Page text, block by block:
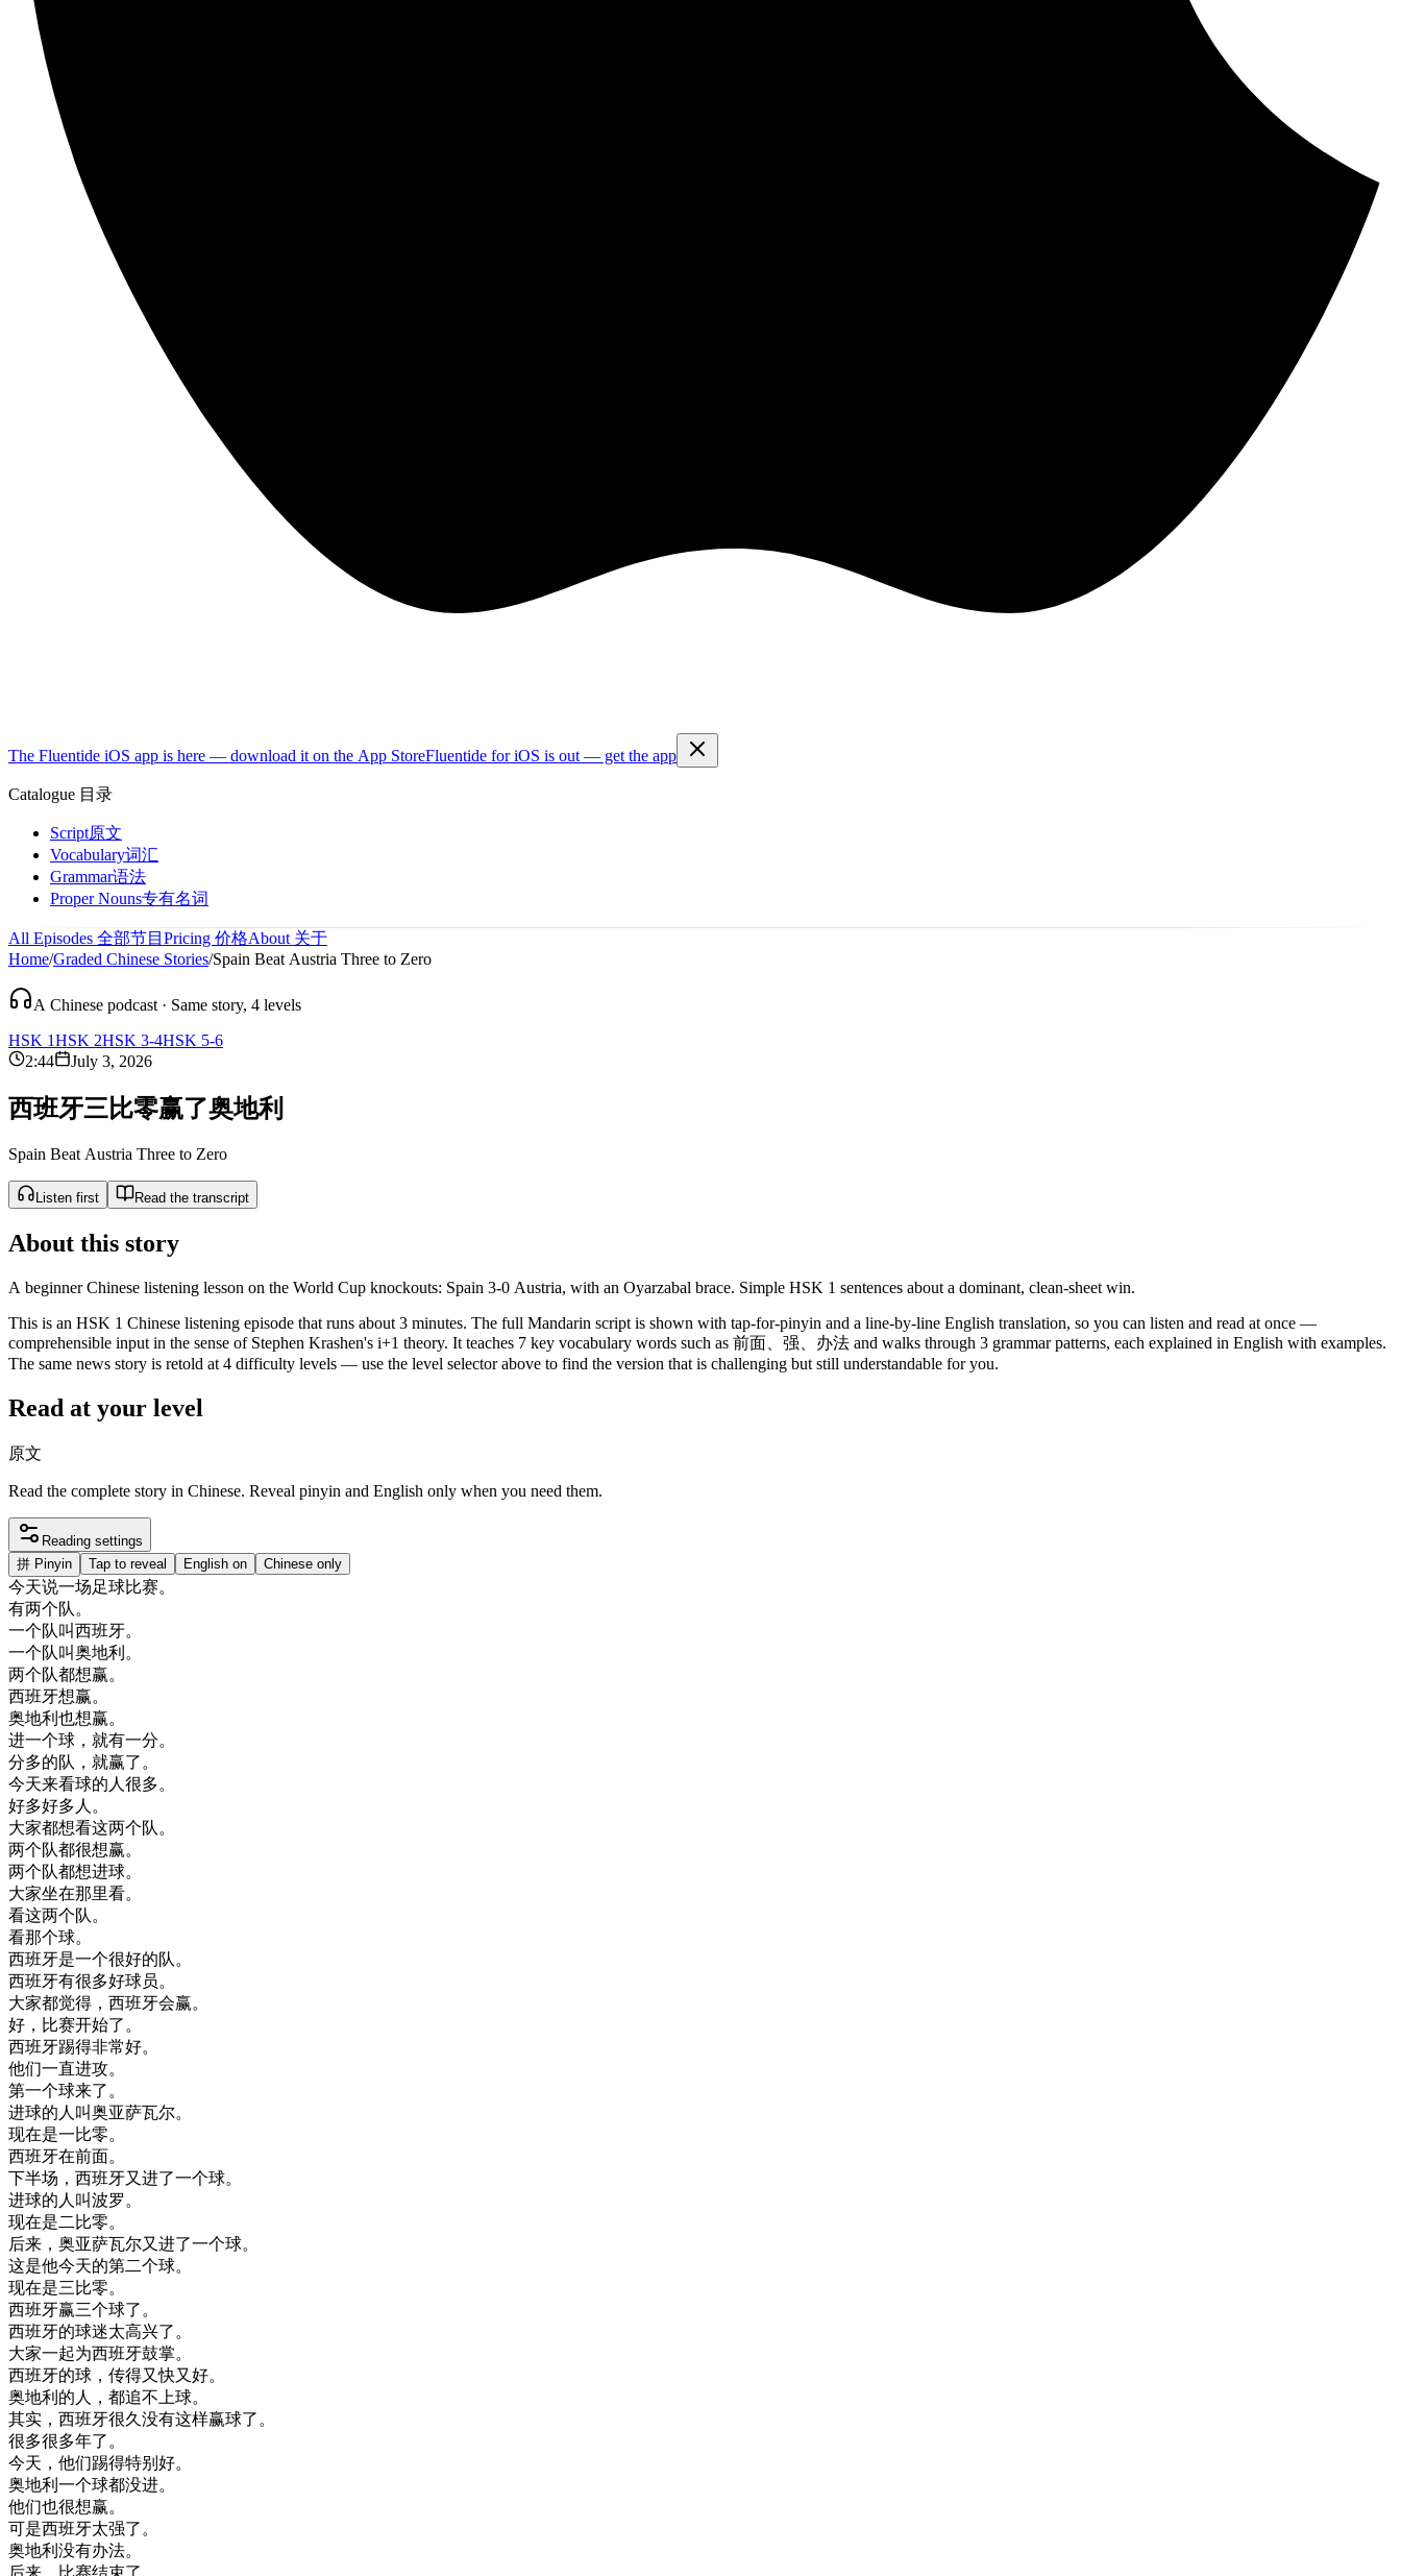
The Fluentide iOS app is here — download it on the App StoreFluentide for iOS is out — get the app
Catalogue 目录
Script原文
Vocabulary词汇
Grammar语法
Proper Nouns专有名词
All Episodes 全部节目 Pricing 价格About 关于
Home/Graded Chinese Stories/Spain Beat Austria Three to Zero
A Chinese podcast · Same story, 4 levels
HSK 1HSK 2HSK 3-4HSK 5-6
2:44
July 3, 2026
西班牙三比零赢了奥地利
Spain Beat Austria Three to Zero
Listen first Read the transcript
About this story
A beginner Chinese listening lesson on the World Cup knockouts: Spain 3-0 Austria, with an Oyarzabal brace. Simple HSK 1 sentences about a dominant, clean-sheet win.
This is an HSK 1 Chinese listening episode that runs about 3 minutes. The full Mandarin script is shown with tap-for-pinyin and a line-by-line English translation, so you can listen and read at once —
comprehensible input in the sense of Stephen Krashen's i+1 theory. It teaches 7 key vocabulary words such as 前面、强、办法 and walks through 3 grammar patterns, each explained in English with examples.
The same news story is retold at 4 difficulty levels — use the level selector above to find the version that is challenging but still understandable for you.
Read at your level
原文
Read the complete story in Chinese. Reveal pinyin and English only when you need them.
Reading settings
拼 Pinyin Tap to reveal English on Chinese only
今天说一场足球比赛。
有两个队 。
一个队叫西班牙。
一个队叫奥地利 。
两个队都想赢。
西班牙想赢。
奥地利 也想赢。
进一个球 ， 就有一分。
分多的队 ， 就赢了 。
今天来看球的 人 很多。
好多好多人 。
大家都想看这两个队 。
两个队都很想赢。
两个队都想进球。
大家坐在那里看。
看这两个队 。
看那个球。
西班牙是一个很好的队 。
西班牙有很多好球员。
大家都觉得 ， 西班牙会赢。
好 ， 比赛开始了 。
西班牙踢得非常好。
他们一直进攻。
第一个球来了 。
进球的 人 叫奥亚萨瓦尔。
现在是一比零。
西班牙在前面。
下半场 ， 西班牙又进了一个球。
进球的 人 叫波罗 。
现在是二 比零。
后来 ， 奥亚萨瓦尔又进了一个球。
这是他今天的第二个球。
现在是三比零。
西班牙赢三个球了 。
西班牙的球迷太高兴了 。
大家一起为西班牙鼓掌。
西班牙的球 ， 传得又快又好。
奥地利 的 人 ， 都追不上球。
其实 ， 西班牙很久 没有这样赢球了 。
很多很多年了 。
今天 ， 他们踢得特别 好。
奥地利 一个球都没进。
他们也很想赢。
可是西班牙太强了 。
奥地利 没有办法。
后来
比赛结束了